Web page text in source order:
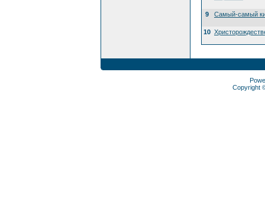
9 Самый-самый
10
Copyright